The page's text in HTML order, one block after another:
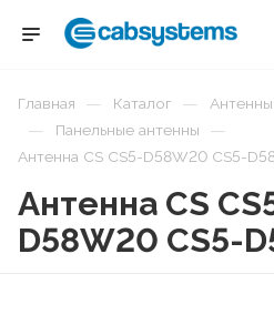
Главная — Каталог — Антенны
— Панельные антенны —
Антенна CS CS5-D58W20 CS5-
Антенна CS
D58W20 CS5-